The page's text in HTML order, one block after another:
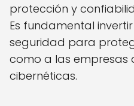
protección y
Es fundamental
seguridad para
como a las empresas
cibernéticas.